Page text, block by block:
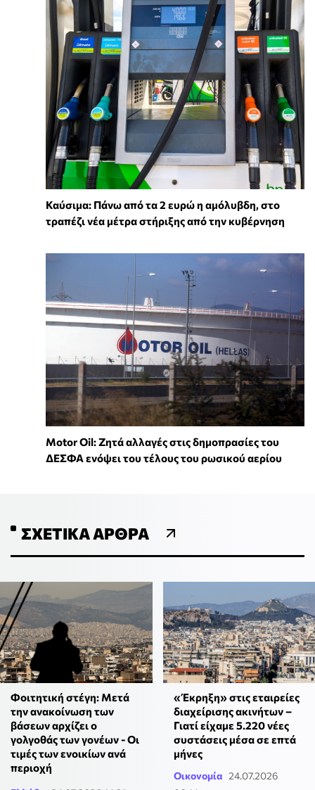
Καύσιμα: Πάνω από τα 2 ευρώ η αμόλυβδη, στο
τραπέζι νέα μέτρα στήριξης από την κυβέρνηση
Motor Oil: Ζητά αλλαγές στις δημοπρασίες του
ΔΕΣΦΑ ενόψει του τέλους του ρωσικού αερίου
ΣΧΕΤΙΚΆ ΆΡΘΡΑ
Φοιτητική στέγη: Μετά
την ανακοίνωση των
βάσεων αρχίζει ο
γολγοθάς των γονέων - Οι
τιμές των ενοικίων ανά
περιοχή
«Έκρηξη» στις εταιρείες
διαχείρισης ακινήτων –
Γιατί είχαμε 5.220 νέες
συστάσεις μέσα σε επτά
μήνες
Οικονομία 24.07.2026